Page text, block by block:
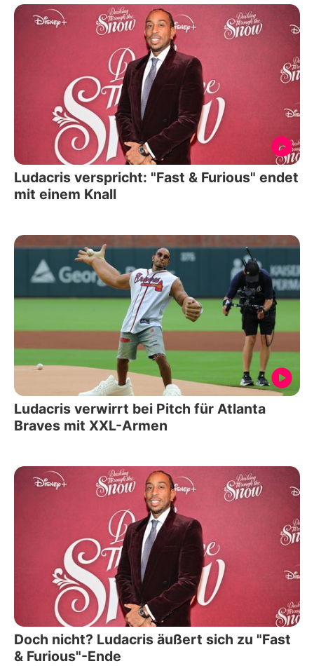
Ludacris verspricht: "Fast & Furious" endet
mit einem Knall
Ludacris verwirrt bei Pitch für Atlanta
Braves mit XXL-Armen
Doch nicht? Ludacris äußert sich zu "Fast
& Furious"-Ende